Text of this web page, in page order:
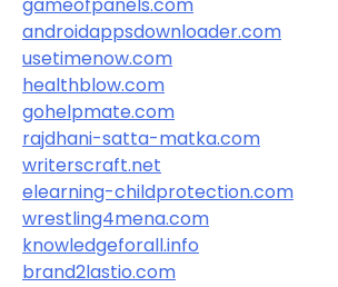
androidappsdownloader.com
usetimenow.com
healthblow.com
gohelpmate.com
rajdhani-satta-matka.com
writerscraft.net
elearning-childprotection.com
wrestling4mena.com
knowledgeforall.info
brand2lastio.com